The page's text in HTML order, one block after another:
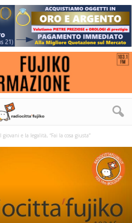
I giovani e la legalità, “Fai la cosa giusta”